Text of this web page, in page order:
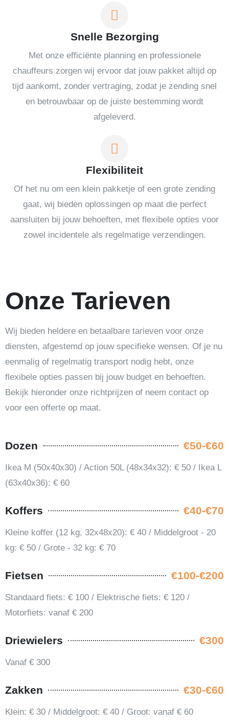
Snelle Bezorging
Met onze efficiënte planning en professionele
chauffeurs zorgen wij ervoor dat jouw pakket altijd op
tijd aankomt, zonder vertraging, zodat je zending snel
en betrouwbaar op de juiste bestemming wordt
afgeleverd.
Flexibiliteit
Of het nu om een klein pakketje of een grote zending
gaat, wij bieden oplossingen op maat die perfect
aansluiten bij jouw behoeften, met flexibele opties voor
zowel incidentele als regelmatige verzendingen.
Onze Tarieven
Wij bieden heldere en betaalbare tarieven voor onze
diensten, afgestemd op jouw specifieke wensen. Of je nu
eenmalig of regelmatig transport nodig hebt, onze
flexibele opties passen bij jouw budget en behoeften.
Bekijk hieronder onze richtprijzen of neem contact op
voor een offerte op maat.
Dozen €50-€60
Ikea M (50x40x30) / Action 50L (48x34x32): € 50 / Ikea L
(63x40x36): € 60
Koffers €40-€70
Kleine koffer (12 kg, 32x48x20): € 40 / Middelgroot - 20
kg: € 50 / Grote - 32 kg: € 70
Fietsen €100-€200
Standaard fiets: € 100 / Elektrische fiets: € 120 /
Motorfiets: vanaf € 200
Driewielers €300
Vanaf € 300
Zakken €30-€60
Klein: € 30 / Middelgroot: € 40 / Groot: vanaf € 60